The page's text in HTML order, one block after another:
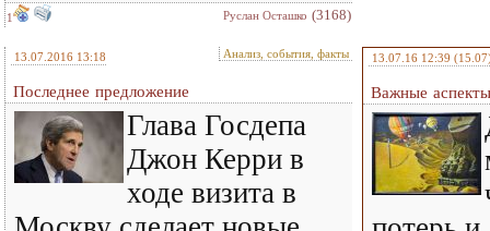
1 Руслан Осташко (3168)
13.07.2016 13:18 Анализ, события, факты
Последнее предложение
Глава Госдепа
Джон Керри в
ходе визита в
13.07.16 12:39
Важные